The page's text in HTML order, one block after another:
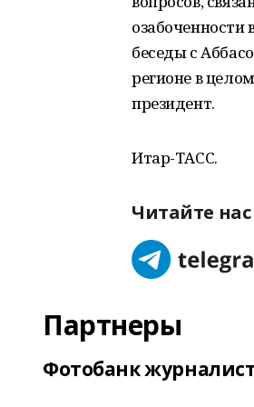
озабоченности
беседы с
регионе в
президент.
Итар-ТАСС.
Читайте нас
Партнеры
Фотобанк